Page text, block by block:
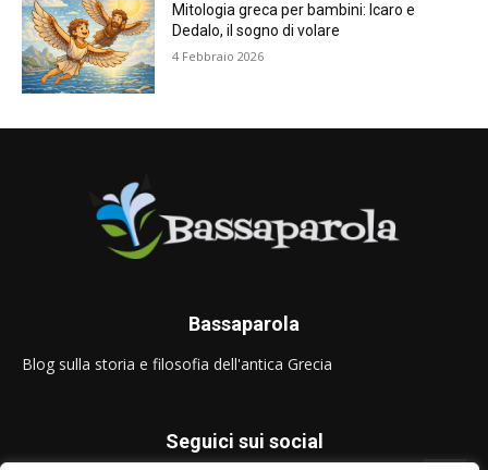
Mitologia greca per bambini: Icaro e
Dedalo, il sogno di volare
4 Febbraio 2026
Bassaparola
Blog sulla storia e filosofia dell'antica Grecia
Seguici sui social